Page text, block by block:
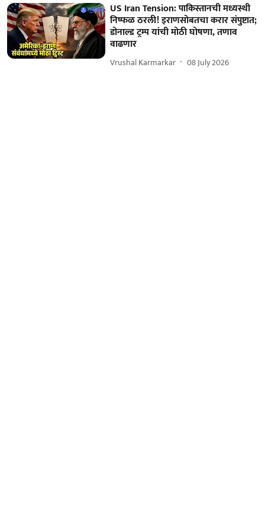
US Iran Tension: पाकिस्तानची मध्यस्थी
निष्फळ ठरली! इराणसोबतचा करार संपुष्टात;
डोनाल्ड ट्रम्प यांची मोठी घोषणा, तणाव
वाढणार
Vrushal Karmarkar 08 July 2026